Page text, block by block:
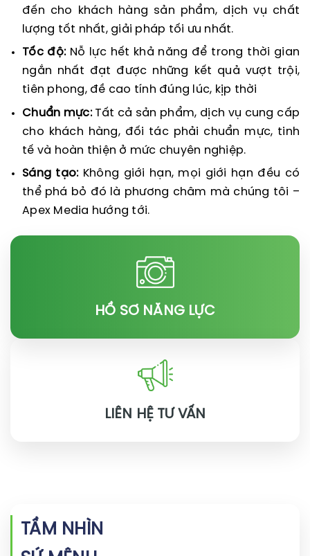
đến cho khách hàng sản phẩm, dịch vụ chất
lượng tốt nhất, giải pháp tối ưu nhất.
Tốc độ:Nỗ lực hết khả năng để trong thời gian
ngắn nhất đạt được những kết quả vượt trội,
tiên phong, đề cao tính đúng lúc, kịp thời
Chuẩn mực:Tất cả sản phẩm, dịch vụ cung cấp
cho khách hàng, đối tác phải chuẩn mực, tinh
tế và hoàn thiện ở mức chuyên nghiệp.
Sáng tạo:Không giới hạn, mọi giới hạn đều có
thể phá bỏ đó là phương châm mà chúng tôi –
Apex Media hướng tới.
HỒ SƠ NĂNG LỰC
LIÊN HỆ TƯ VẤN
TẦM NHÌN